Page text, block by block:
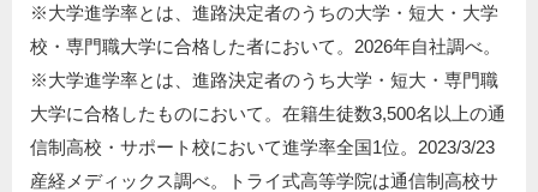
※大学進学率とは、進路決定者のうちの大学・短大・大学
校・専門職大学に合格した者において。2026年自社調べ。
※⼤学進学率とは、進路決定者のうち⼤学・短⼤・専⾨職
⼤学に合格したものにおいて。在籍⽣徒数3,500名以上の通
信制⾼校・サポート校において進学率全国1位。2023/3/23
産経メディックス調べ。トライ式⾼等学院は通信制⾼校サ